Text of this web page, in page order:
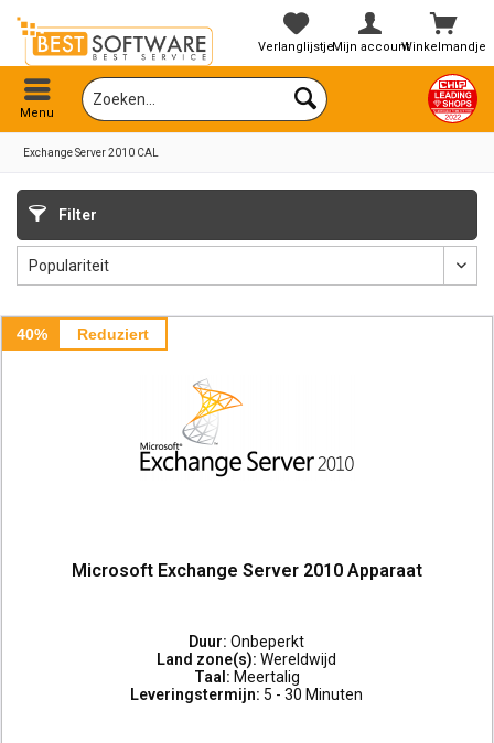
Winkelmandje
VerlanglijstjeMijn account
Menu
Exchange Server 2010 CAL
Filter
40% Reduziert
Microsoft Exchange Server 2010 Apparaat
Duur:Onbeperkt
Land zone(s):Wereldwijd
Taal: Meertalig
Leveringstermijn: 5 - 30 Minuten